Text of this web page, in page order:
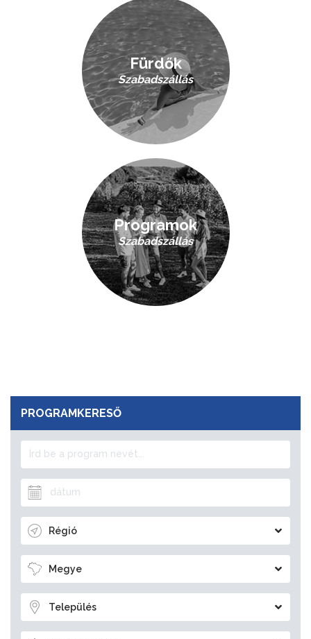
Fürdők
Szabadszállás
Programok
Szabadszállás
PROGRAMKERESŐ
Régió
Megye
Település